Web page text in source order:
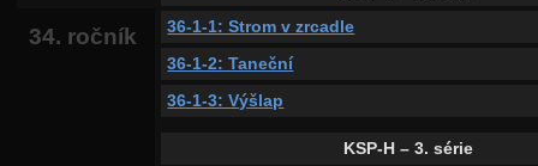
34. ročník
36-1-1: Strom v zrcadle
36-1-2: Taneční
36-1-3: Výšlap
KSP-H – 3. série